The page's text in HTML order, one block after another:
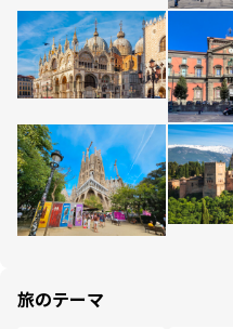
旅のテーマ